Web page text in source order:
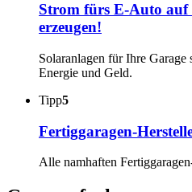
Strom fürs E-Auto auf
erzeugen!
Solaranlagen für Ihre
Energie und Geld.
Tipp5
Fertiggaragen-
Alle namhaften